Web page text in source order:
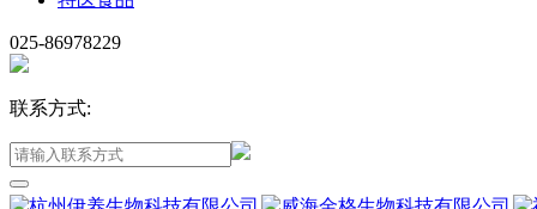
025-86978229
联系方式: